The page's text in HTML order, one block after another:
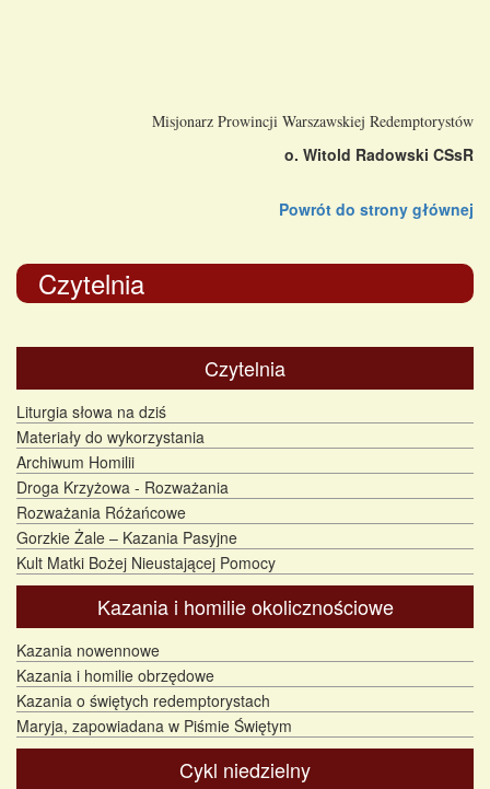
Misjonarz Prowincji Warszawskiej Redemptorystów
o. Witold Radowski CSsR
Powrót do strony głównej
Czytelnia
Czytelnia
Liturgia słowa na dziś
Materiały do wykorzystania
Archiwum Homilii
Droga Krzyżowa - Rozważania
Rozważania Różańcowe
Gorzkie Żale – Kazania Pasyjne
Kult Matki Bożej Nieustającej Pomocy
Kazania i homilie okolicznościowe
Kazania nowennowe
Kazania i homilie obrzędowe
Kazania o świętych redemptorystach
Maryja, zapowiadana w Piśmie Świętym
Cykl niedzielny